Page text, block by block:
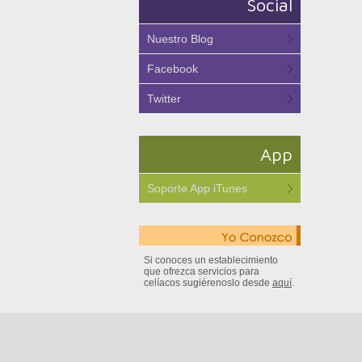
Social
Nuestro Blog
Facebook
Twitter
App
Soporte App iTunes
Si conoces un establecimiento
que ofrezca servicios para
celíacos sugiérenoslo desde aquí.